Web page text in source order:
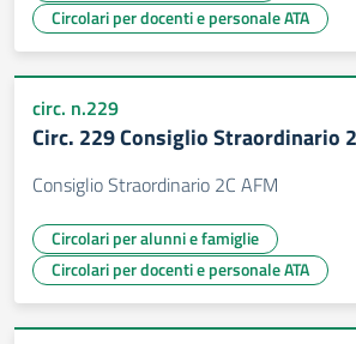
Circolari per docenti e personale ATA
circ. n.229
Circ. 229 Consiglio Straordinario
Consiglio Straordinario 2C AFM
Circolari per alunni e famiglie
Circolari per docenti e personale ATA